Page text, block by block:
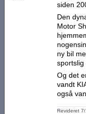
siden
Den
Motor
ny bil
sportslig
Og det
vandt
også
Revideret